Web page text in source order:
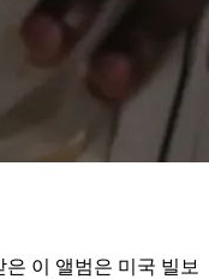
이 앨범은 미국 빌보